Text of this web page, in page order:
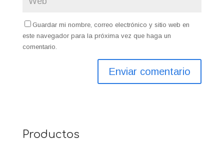
Guardar mi nombre, correo electrónico y sitio web en
este navegador para la próxima vez que haga un
comentario.
Productos